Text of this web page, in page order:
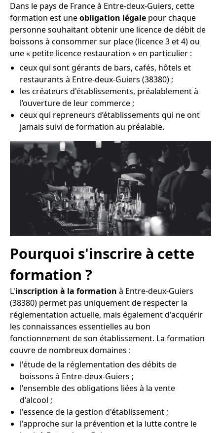
Dans le pays de France à Entre-deux-Guiers, cette
formation est uneobligation légale pour chaque
personne souhaitant obtenir une licence de débit de
boissons à consommer sur place (licence 3 et 4) ou
une « petite licence restauration » en particulier :
ceux qui sont gérants de bars, cafés, hôtels et
restaurants à Entre-deux-Guiers (38380) ;
les créateurs d'établissements, préalablement à
l’ouverture de leur commerce ;
ceux qui repreneurs d’établissements qui ne ont
jamais suivi de formation au préalable.
Pourquoi s'inscrire à cette
formation ?
L'inscription à la formation à Entre-deux-Guiers
(38380) permet pas uniquement de respecter la
réglementation actuelle, mais également d'acquérir
les connaissances essentielles au bon
fonctionnement de son établissement. La formation
couvre de nombreux domaines :
l'étude de la réglementation des débits de
boissons à Entre-deux-Guiers ;
l'ensemble des obligations liées à la vente
d'alcool ;
l'essence de la gestion d'établissement ;
l'approche sur la prévention et la lutte contre le